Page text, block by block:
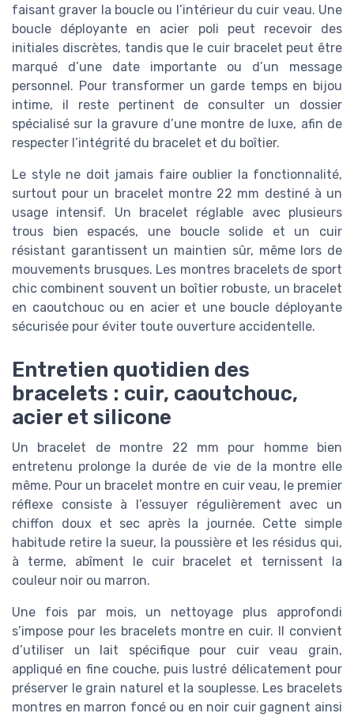
faisant graver la boucle ou l’intérieur du cuir veau. Une
boucle déployante en acier poli peut recevoir des
initiales discrètes, tandis que le cuir bracelet peut être
marqué d’une date importante ou d’un message
personnel. Pour transformer un garde temps en bijou
intime, il reste pertinent de consulter un dossier
spécialisé sur la gravure d’une montre de luxe, afin de
respecter l’intégrité du bracelet et du boîtier.
Le style ne doit jamais faire oublier la fonctionnalité,
surtout pour un bracelet montre 22 mm destiné à un
usage intensif. Un bracelet réglable avec plusieurs
trous bien espacés, une boucle solide et un cuir
résistant garantissent un maintien sûr, même lors de
mouvements brusques. Les montres bracelets de sport
chic combinent souvent un boîtier robuste, un bracelet
en caoutchouc ou en acier et une boucle déployante
sécurisée pour éviter toute ouverture accidentelle.
Entretien quotidien des
bracelets : cuir, caoutchouc,
acier et silicone
Un bracelet de montre 22 mm pour homme bien
entretenu prolonge la durée de vie de la montre elle
même. Pour un bracelet montre en cuir veau, le premier
réflexe consiste à l’essuyer régulièrement avec un
chiffon doux et sec après la journée. Cette simple
habitude retire la sueur, la poussière et les résidus qui,
à terme, abîment le cuir bracelet et ternissent la
couleur noir ou marron.
Une fois par mois, un nettoyage plus approfondi
s’impose pour les bracelets montre en cuir. Il convient
d’utiliser un lait spécifique pour cuir veau grain,
appliqué en fine couche, puis lustré délicatement pour
préserver le grain naturel et la souplesse. Les bracelets
montres en marron foncé ou en noir cuir gagnent ainsi